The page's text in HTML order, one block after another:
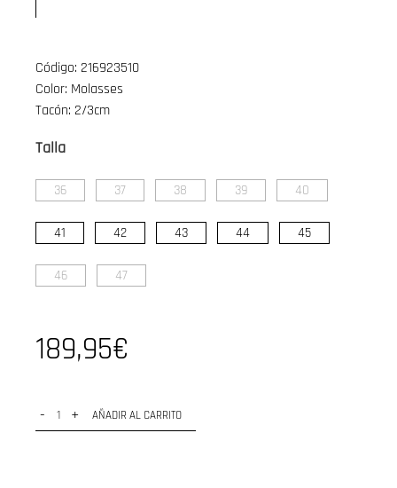
Código: 216923510
Color: Molasses
Tacón: 2/3cm
Talla
36 37 38 39 40
41 42 43 44 45
46 47
189,95€
- + AÑADIR AL CARRITO